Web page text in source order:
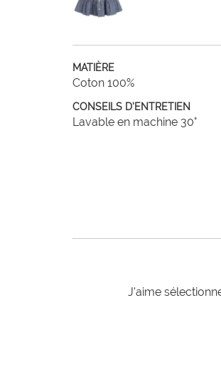
MATIÈRE
Coton 100%
CONSEILS D'ENTRETIEN
Lavable en machine 30°
J'aime